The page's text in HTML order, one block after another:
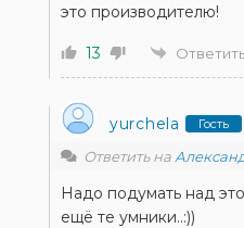
это производителю!
13
yurchela Гость
Ответить на
Надо подумать над
ещё те умники..:))